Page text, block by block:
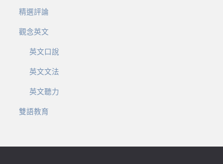
精選評論
觀念英文
英文口說
英文文法
英文聽力
雙語教育